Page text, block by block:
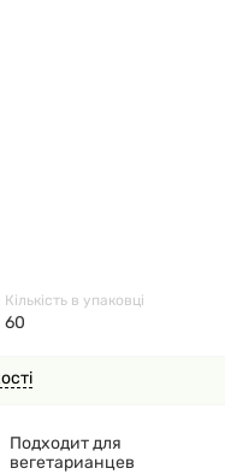
Подходит для
вегетарианцев
Кількість в упаковці
60